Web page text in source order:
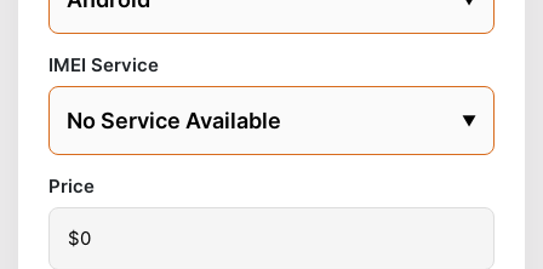
IMEI Service
Price